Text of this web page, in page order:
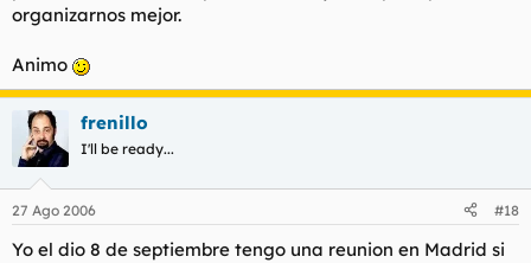
organizarnos mejor.
Animo
frenillo
I'll be ready...
27 Ago 2006 #18
Yo el dio 8 de septiembre tengo una reunion en Madrid si